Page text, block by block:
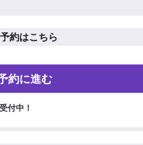
約はこちら
約に進む
付中！